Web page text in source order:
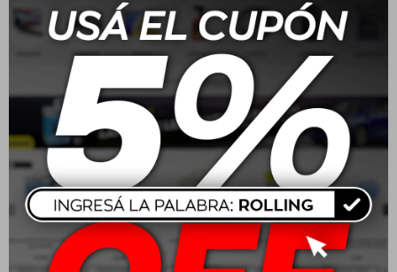
El kit de cableado PK-2100SX de Audiopipe está diseñado
para optimizar la instalación y el rendimiento de sistemas
de audio amplificados en vehículos. Su cableado de alta
calidad garantiza una conexión segura y eficiente,
reduciendo la interferencia y maximizando la transferencia
de energía para una experiencia de sonido superior.
Características:
Cable de señal RCA blindado para minimizar ruidos e
interferencias.
Cables de alimentación de calibre grueso para una mejor
conducción de corriente.
Fusible de alta capacidad para mayor seguridad del